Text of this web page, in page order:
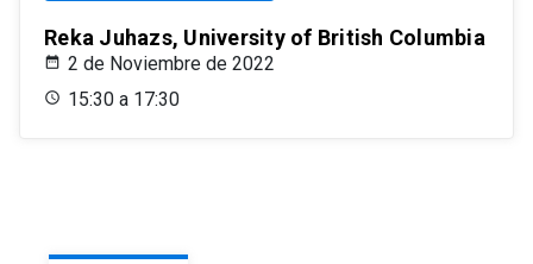
Reka Juhazs, University of British Columbia
2 de Noviembre de 2022
15:30 a 17:30